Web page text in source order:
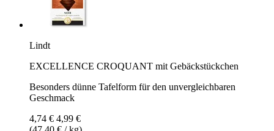
Lindt
EXCELLENCE CROQUANT mit Gebäckstückchen
Besonders dünne Tafelform für den unvergleichbaren
Geschmack
4,74 € 4,99 €